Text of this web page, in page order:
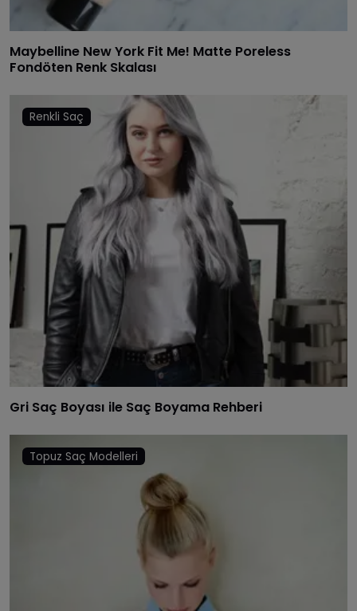
Maybelline New York Fit Me! Matte Poreless
Fondöten Renk Skalası
Renkli Saç
Gri Saç Boyası ile Saç Boyama Rehberi
Topuz Saç Modelleri